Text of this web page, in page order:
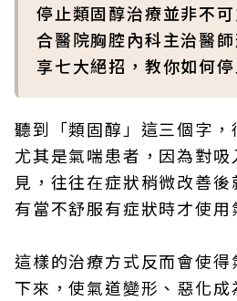
停止類固醇治療並非不
合醫院胸腔內科主治醫
享七大絕招，教你如何
聽到「類固醇」這三個字，
尤其是氣喘患者，因為對
見，往往在症狀稍微改善
有當不舒服有症狀時才使用
這樣的治療方式反而會使
下來，使氣道變形、惡化成